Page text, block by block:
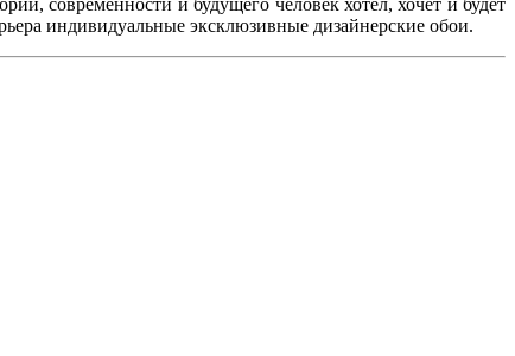
индивидуальные эксклюзивные дизайнерские обои.